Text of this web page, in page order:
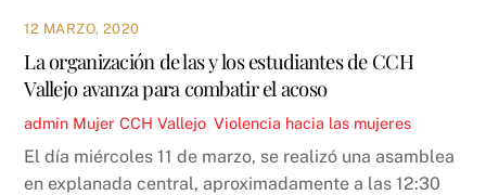
12 MARZO, 2020
La organización de las y los estudiantes de CCH
Vallejo avanza para combatir el acoso
admin Mujer CCH Vallejo ,Violencia hacia las mujeres
El día miércoles 11 de marzo, se realizó una asamblea
en explanada central, aproximadamente a las 12:30